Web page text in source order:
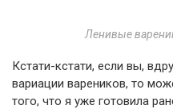
Ленивые
Кстати-кстати, если вы,
вариации вареников, то
того, что я уже готовила